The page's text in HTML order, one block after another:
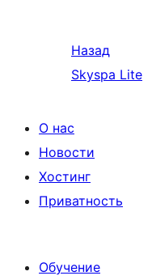
Назад
Skyspa Lite
О нас
Новости
Хостинг
Приватность
Обучение